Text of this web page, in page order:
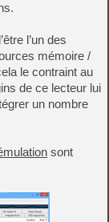
l’un des
mémoire /
le contraint au
de ce lecteur lui
un nombre
sont